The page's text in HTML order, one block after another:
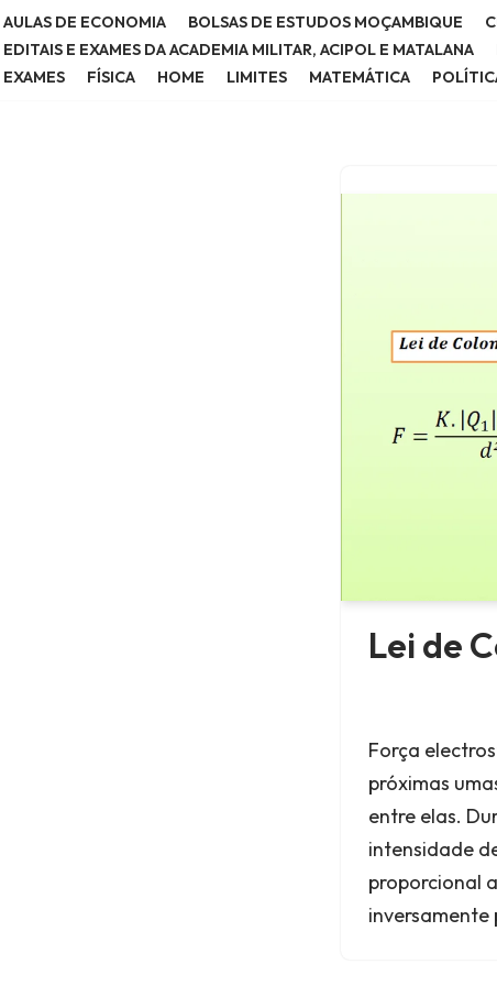
AULAS DE ECONOMIA BOLSAS DE ESTUDOS MOÇAMBIQUE
EDITAIS E EXAMES DA ACADEMIA MILITAR, ACIPOL E MATALANA
EXAMES
FÍSICA HOME LIMITES MATEMÁTICA
Lei de
Força
próximas
entre elas.
intensidade
proporcional